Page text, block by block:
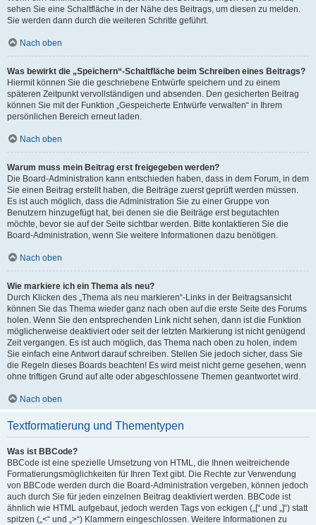
sehen Sie eine Schaltfläche in der Nähe des Beitrags, um diesen zu melden.
Sie werden dann durch die weiteren Schritte geführt.
Nach oben
Was bewirkt die „Speichern“-Schaltfläche beim Schreiben eines Beitrags?
Hiermit können Sie die geschriebene Entwürfe speichern und zu einem
späteren Zeitpunkt vervollständigen und absenden. Den gesicherten Beitrag
können Sie mit der Funktion „Gespeicherte Entwürfe verwalten“ in Ihrem
persönlichen Bereich erneut laden.
Nach oben
Warum muss mein Beitrag erst freigegeben werden?
Die Board-Administration kann entschieden haben, dass in dem Forum, in dem
Sie einen Beitrag erstellt haben, die Beiträge zuerst geprüft werden müssen.
Es ist auch möglich, dass die Administration Sie zu einer Gruppe von
Benutzern hinzugefügt hat, bei denen sie die Beiträge erst begutachten
möchte, bevor sie auf der Seite sichtbar werden. Bitte kontaktieren Sie die
Board-Administration, wenn Sie weitere Informationen dazu benötigen.
Nach oben
Wie markiere ich ein Thema als neu?
Durch Klicken des „Thema als neu markieren“-Links in der Beitragsansicht
können Sie das Thema wieder ganz nach oben auf die erste Seite des Forums
holen. Wenn Sie den entsprechenden Link nicht sehen, dann ist die Funktion
möglicherweise deaktiviert oder seit der letzten Markierung ist nicht genügend
Zeit vergangen. Es ist auch möglich, das Thema nach oben zu holen, indem
Sie einfach eine Antwort darauf schreiben. Stellen Sie jedoch sicher, dass Sie
die Regeln dieses Boards beachten! Es wird meist nicht gerne gesehen, wenn
ohne triftigen Grund auf alte oder abgeschlossene Themen geantwortet wird.
Nach oben
Textformatierung und Thementypen
Was ist BBCode?
BBCode ist eine spezielle Umsetzung von HTML, die Ihnen weitreichende
Formatierungsmöglichkeiten für Ihren Text gibt. Die Rechte zur Verwendung
von BBCode werden durch die Board-Administration vergeben, können jedoch
auch durch Sie für jeden einzelnen Beitrag deaktiviert werden. BBCode ist
ähnlich wie HTML aufgebaut, jedoch werden Tags von eckigen („[“ und „]“) statt
spitzen („<“ und „>“) Klammern eingeschlossen. Weitere Informationen zu